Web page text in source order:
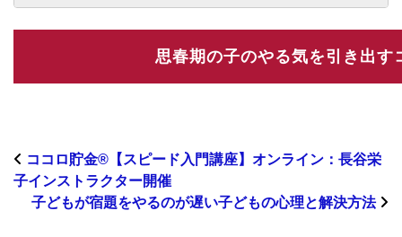
ココロ貯金®︎【スピード入門講座】オンライン：長谷栄
子インストラクター開催
子どもが宿題をやるのが遅い子どもの心理と解決方法